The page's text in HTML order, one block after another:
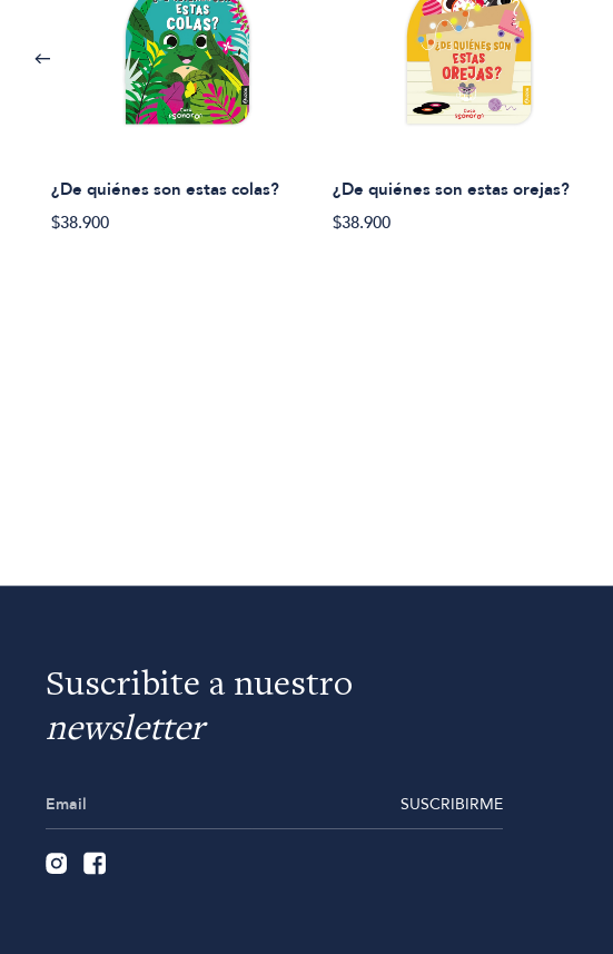
¿De quiénes son estas colas?
$38.900
¿De quiénes son estas orejas?
$38.900
Suscribite a nuestro
newsletter
SUSCRIBIRME